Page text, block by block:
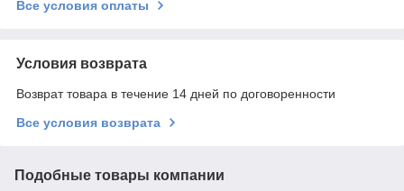
Все условия оплаты
Условия возврата
Возврат товара в течение 14 дней по договоренности
Все условия возврата
Подобные товары компании